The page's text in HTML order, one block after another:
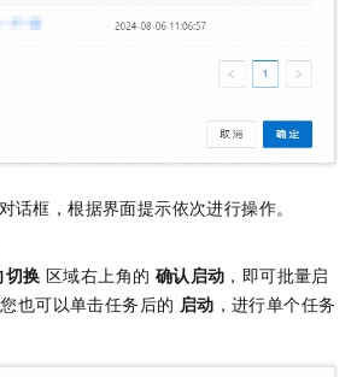
对话框，根据界面提示依次进行操作。
切换 区域右上角的 确认启动 ，即可批量启
也可以单击任务后的 启动 ，进行单个任务